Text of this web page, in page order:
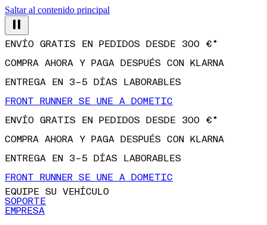
Saltar al contenido principal
COMPRA AHORA Y PAGA DESPUÉS CON KLARNA
ENTREGA EN 3–5 DÍAS LABORABLES
FRONT RUNNER SE UNE A DOMETIC
ENVÍO GRATIS EN PEDIDOS DESDE 300 €*
COMPRA AHORA Y PAGA DESPUÉS CON KLARNA
ENTREGA EN 3–5 DÍAS LABORABLES
FRONT RUNNER SE UNE A DOMETIC
EQUIPE SU VEHÍCULO
SOPORTE
EMPRESA